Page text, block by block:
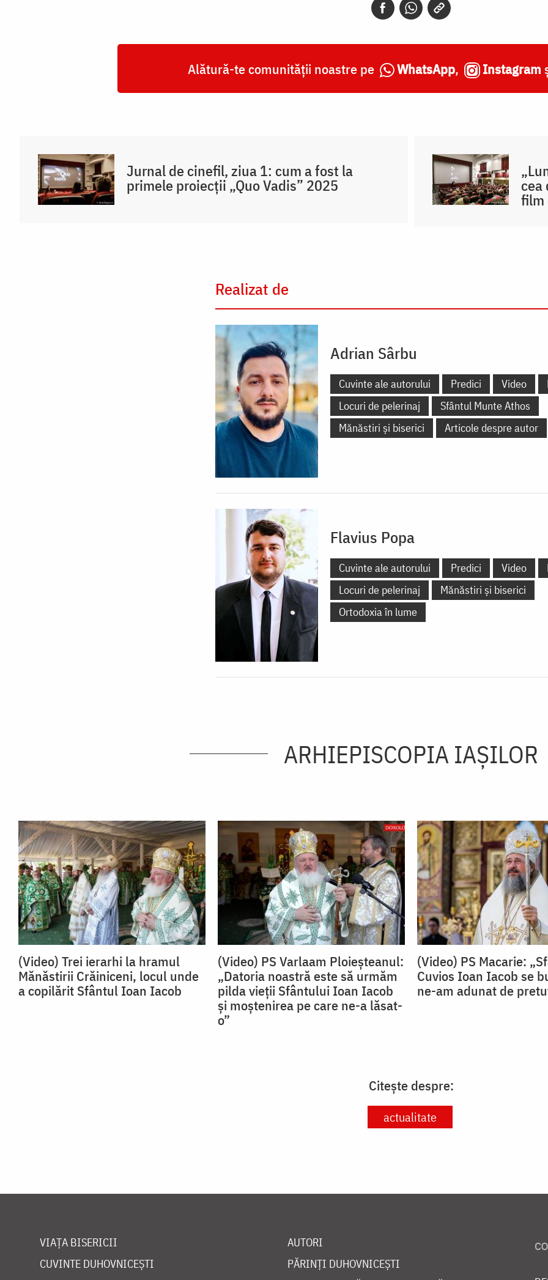
Alătură-te comunității noastre pe WhatsApp, Instagram
Jurnal de cinefil, ziua 1: cum a fost la
primele proiecții „Quo Vadis” 2025 cea
film
Realizat de
Adrian Sârbu
Cuvinte ale autorului Predici Video
Locuri de pelerinaj
Sfântul Munte Athos
Mănăstiri și biserici
Articole despre autor
Flavius Popa
Cuvinte ale autorului Predici Video
Locuri de pelerinaj
Mănăstiri și biserici
Ortodoxia în lume
ARHIEPISCOPIA IAŞILOR
(Video) Trei ierarhi la hramul
Mănăstirii Crăiniceni, locul unde
a copilărit Sfântul Ioan Iacob
(Video) PS Varlaam Ploieșteanul:
„Datoria noastră este să urmăm
pilda vieții Sfântului Ioan Iacob
și moștenirea pe care ne-a lăsat-
o”
(Video) PS Macarie:
Cuvios Ioan Iacob se
ne-am adunat de
Citește despre:
actualitate
VIAȚA BISERICII
CUVINTE DUHOVNICEȘTI
AUTORI
PĂRINȚI DUHOVNICEȘTI